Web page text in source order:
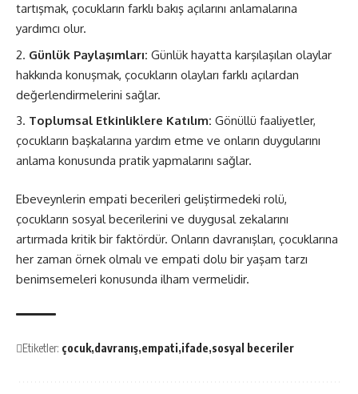
tartışmak, çocukların farklı bakış açılarını anlamalarına
yardımcı olur.
Günlük Paylaşımları: Günlük hayatta karşılaşılan olaylar
hakkında konuşmak, çocukların olayları farklı açılardan
değerlendirmelerini sağlar.
Toplumsal Etkinliklere Katılım: Gönüllü faaliyetler,
çocukların başkalarına yardım etme ve onların duygularını
anlama konusunda pratik yapmalarını sağlar.
Ebeveynlerin empati becerileri geliştirmedeki rolü,
çocukların sosyal becerilerini ve duygusal zekalarını
artırmada kritik bir faktördür. Onların davranışları, çocuklarına
her zaman örnek olmalı ve empati dolu bir yaşam tarzı
benimsemeleri konusunda ilham vermelidir.
Etiketler: çocuk davranış empati ifade sosyal beceriler